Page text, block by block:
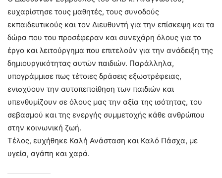
ευχαρίστησε τους μαθητές, τους συνοδούς
εκπαιδευτικούς και τον Διευθυντή για την επίσκεψη και τα
δώρα που του προσέφεραν και συνεχάρη όλους για το
έργο και λειτούργημα που επιτελούν για την ανάδειξη της
δημιουργικότητας αυτών παιδιών. Παράλληλα,
υπογράμμισε πως τέτοιες δράσεις εξωστρέφειας,
ενισχύουν την αυτοπεποίθηση των παιδιών και
υπενθυμίζουν σε όλους μας την αξία της ισότητας, του
σεβασμού και της ενεργής συμμετοχής κάθε ανθρώπου
στην κοινωνική ζωή.
Τέλος, ευχήθηκε Καλή Ανάσταση και Καλό Πάσχα, με
υγεία, αγάπη και χαρά.